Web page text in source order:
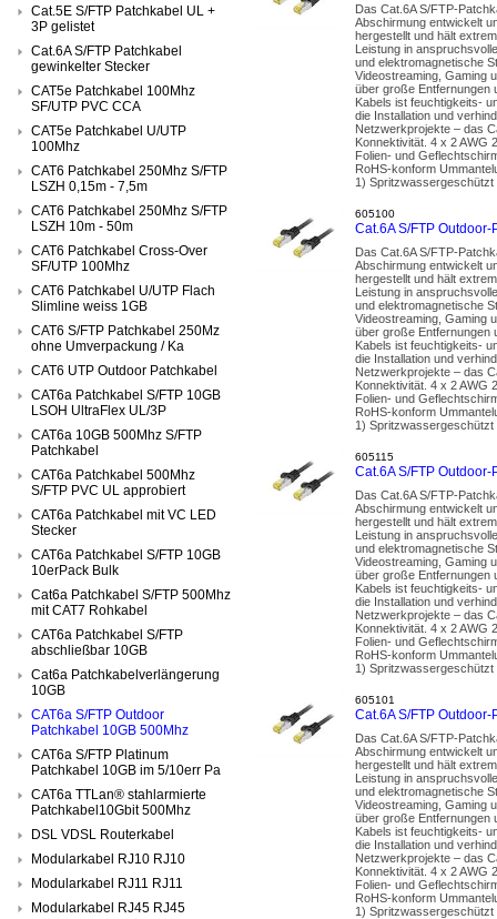
Cat.5E S/FTP Patchkabel UL +
3P gelistet
Cat.6A S/FTP Patchkabel
gewinkelter Stecker
CAT5e Patchkabel 100Mhz
SF/UTP PVC CCA
CAT5e Patchkabel U/UTP
100Mhz
CAT6 Patchkabel 250Mhz S/FTP
LSZH 0,15m - 7,5m
CAT6 Patchkabel 250Mhz S/FTP
LSZH 10m - 50m
CAT6 Patchkabel Cross-Over
SF/UTP 100Mhz
CAT6 Patchkabel U/UTP Flach
Slimline weiss 1GB
CAT6 S/FTP Patchkabel 250Mz
ohne Umverpackung / Ka
CAT6 UTP Outdoor Patchkabel
CAT6a Patchkabel S/FTP 10GB
LSOH UltraFlex UL/3P
CAT6a 10GB 500Mhz S/FTP
Patchkabel
CAT6a Patchkabel 500Mhz
S/FTP PVC UL approbiert
CAT6a Patchkabel mit VC LED
Stecker
CAT6a Patchkabel S/FTP 10GB
10erPack Bulk
Cat6a Patchkabel S/FTP 500Mhz
mit CAT7 Rohkabel
CAT6a Patchkabel S/FTP
abschließbar 10GB
Cat6a Patchkabelverlängerung
10GB
CAT6a S/FTP Outdoor
Patchkabel 10GB 500Mhz
CAT6a S/FTP Platinum
Patchkabel 10GB im 5/10err Pa
CAT6a TTLan® stahlarmierte
Patchkabel10Gbit 500Mhz
DSL VDSL Routerkabel
Modularkabel RJ10 RJ10
Modularkabel RJ11 RJ11
Modularkabel RJ45 RJ45
Das Cat.6A S/FTP-
Abschirmung entwickelt
hergestellt und hält
Leistung in
und elektromagnetische
Videostreaming, Gaming
über große Entfernungen
Kabels ist feuchtigkeits-
die Installation und
Netzwerkprojekte – das
Konnektivität. 4 x 2 AWG
Folien- und
RoHS-konform
1) Spritzwassergeschützt
605100
Cat.6A S/FTP
Das Cat.6A S/FTP-
Abschirmung entwickelt
hergestellt und hält
Leistung in
und elektromagnetische
Videostreaming, Gaming
über große Entfernungen
Kabels ist feuchtigkeits-
die Installation und
Netzwerkprojekte – das
Konnektivität. 4 x 2 AWG
Folien- und
RoHS-konform
1) Spritzwassergeschützt
605115
Cat.6A S/FTP
Das Cat.6A S/FTP-
Abschirmung entwickelt
hergestellt und hält
Leistung in
und elektromagnetische
Videostreaming, Gaming
über große Entfernungen
Kabels ist feuchtigkeits-
die Installation und
Netzwerkprojekte – das
Konnektivität. 4 x 2 AWG
Folien- und
RoHS-konform
1) Spritzwassergeschützt
605101
Cat.6A S/FTP
Das Cat.6A S/FTP-
Abschirmung entwickelt
hergestellt und hält
Leistung in
und elektromagnetische
Videostreaming, Gaming
über große Entfernungen
Kabels ist feuchtigkeits-
die Installation und
Netzwerkprojekte – das
Konnektivität. 4 x 2 AWG
Folien- und
RoHS-konform
1) Spritzwassergeschützt